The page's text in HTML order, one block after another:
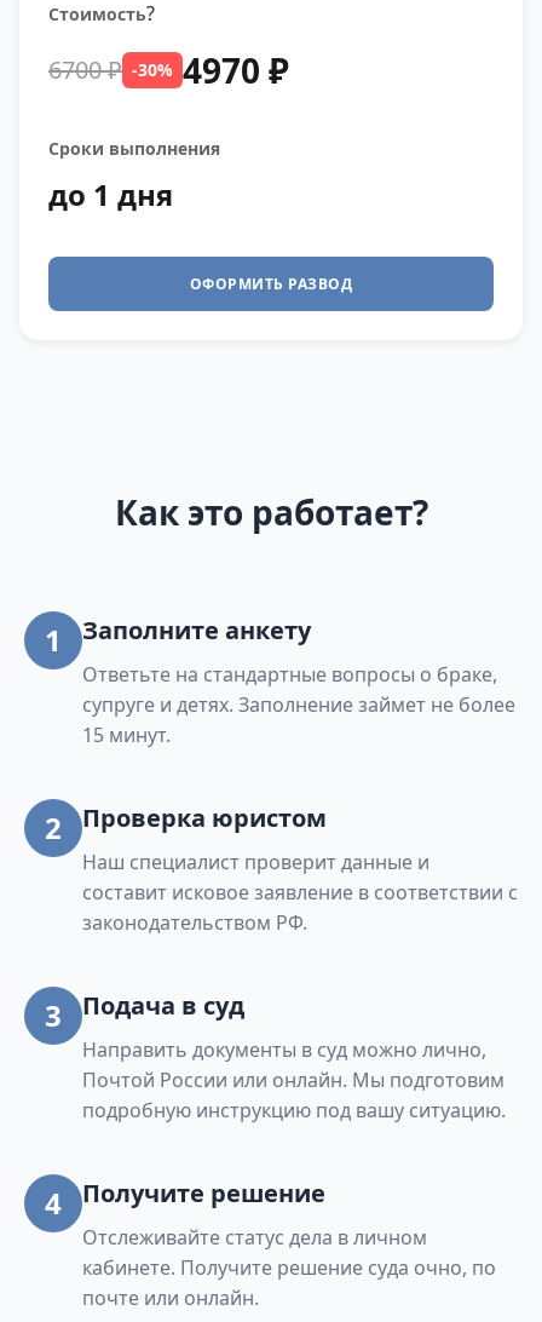
Стоимость?
6700 ₽ -30% 4970 ₽
Сроки выполнения
до 1 дня
ОФОРМИТЬ РАЗВОД
Как это работает?
1 Заполните анкету
Ответьте на стандартные вопросы о браке,
супруге и детях. Заполнение займет не более
15 минут.
2 Проверка юристом
Наш специалист проверит данные и
составит исковое заявление в соответствии с
законодательством РФ.
3 Подача в суд
Направить документы в суд можно лично,
Почтой России или онлайн. Мы подготовим
подробную инструкцию под вашу ситуацию.
4 Получите решение
Отслеживайте статус дела в личном
кабинете. Получите решение суда очно, по
почте или онлайн.